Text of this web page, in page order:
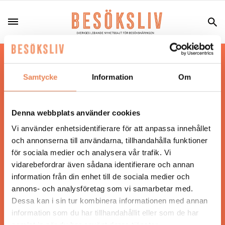
Samtycke Information Om
Denna webbplats använder cookies
Vi använder enhetsidentifierare för att anpassa innehållet
och annonserna till användarna, tillhandahålla funktioner
för sociala medier och analysera vår trafik. Vi
vidarebefordrar även sådana identifierare och annan
information från din enhet till de sociala medier och
annons- och analysföretag som vi samarbetar med.
Dessa kan i sin tur kombinera informationen med annan
information som du har tillhandahållit eller som de har
Hos oss läser du landets mest uppdaterade
nyheter och snackisar inom besöksnäringen.
Besöksliv i sin tryckta form är ett affärsmagasin
Tidningen ges ut avVisita
ANSVARIG UTGIVARE
Jonas Siljhammar
UPPHOVSRÄTT